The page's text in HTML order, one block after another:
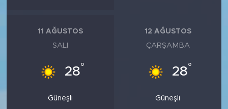
11 AĞUSTOS
SALI
28°
Güneşli
12 AĞUSTOS
ÇARŞAMBA
28°
Güneşli